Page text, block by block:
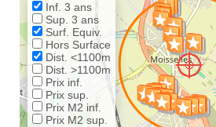
Inf. 3 ans
Sup. 3 ans
Surf. Equiv.
Hors Surface
Dist. <1100m
Dist. >1100m
Prix inf.
Prix sup.
Prix M2 inf.
Prix M2 sup.